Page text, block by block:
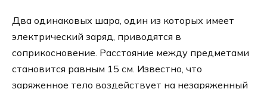
Два одинаковых шара, один из которых имеет
электрический заряд, приводятся в
соприкосновение. Расстояние между предметами
становится равным 15 см. Известно, что
заряженное тело воздействует на незаряженный